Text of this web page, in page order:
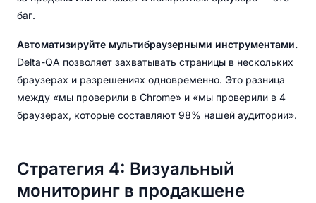
баг.
Автоматизируйте мультибраузерными инструментами.
Delta-QA позволяет захватывать страницы в нескольких
браузерах и разрешениях одновременно. Это разница
между «мы проверили в Chrome» и «мы проверили в 4
браузерах, которые составляют 98% нашей аудитории».
Стратегия 4: Визуальный
мониторинг в продакшене